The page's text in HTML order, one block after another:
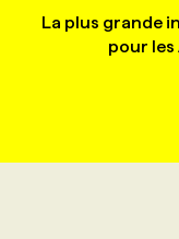
BULLETIN
NOS
FORMATIONS
La plus grande
pour